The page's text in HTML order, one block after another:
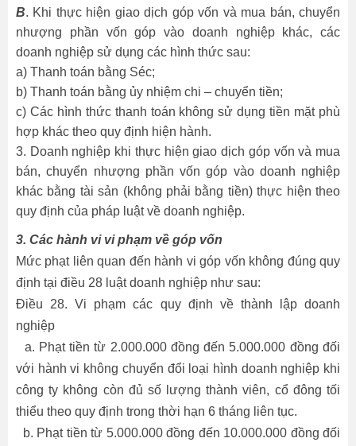
B. Khi thực hiện giao dịch góp vốn và mua bán, chuyển
nhượng phần vốn góp vào doanh nghiệp khác, các
doanh nghiệp sử dụng các hình thức sau:
a) Thanh toán bằng Séc;
b) Thanh toán bằng ủy nhiệm chi – chuyển tiền;
c) Các hình thức thanh toán không sử dụng tiền mặt phù
hợp khác theo quy định hiện hành.
3. Doanh nghiệp khi thực hiện giao dịch góp vốn và mua
bán, chuyển nhượng phần vốn góp vào doanh nghiệp
khác bằng tài sản (không phải bằng tiền) thực hiện theo
quy định của pháp luật về doanh nghiệp.
3. Các hành vi vi phạm về góp vốn
Mức phạt liên quan đến hành vi góp vốn không đúng quy
định tại điều 28 luật doanh nghiệp như sau:
Điều 28. Vi phạm các quy định về thành lập doanh
nghiệp
a. Phạt tiền từ 2.000.000 đồng đến 5.000.000 đồng đối
với hành vi không chuyển đổi loại hình doanh nghiệp khi
công ty không còn đủ số lượng thành viên, cổ đông tối
thiểu theo quy định trong thời hạn 6 tháng liên tục.
b. Phạt tiền từ 5.000.000 đồng đến 10.000.000 đồng đối